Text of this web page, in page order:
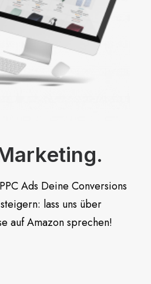
Ads Deine Conversions
lass uns über
auf Amazon sprechen!